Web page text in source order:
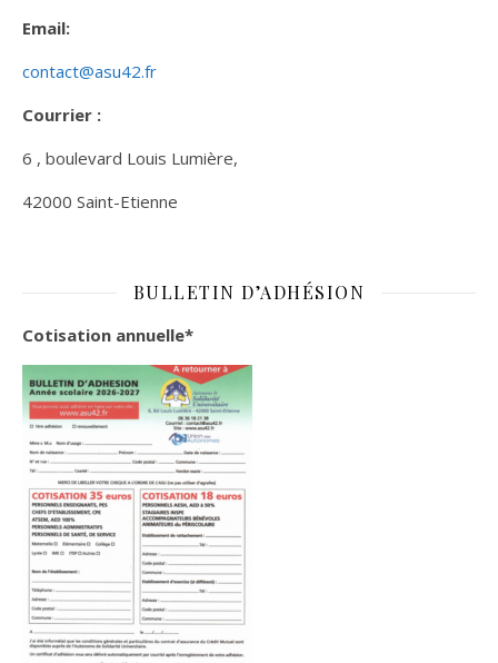
Email:
contact@asu42.fr
Courrier :
6 , boulevard Louis Lumière,
42000 Saint-Etienne
BULLETIN D’ADHÉSION
Cotisation annuelle*